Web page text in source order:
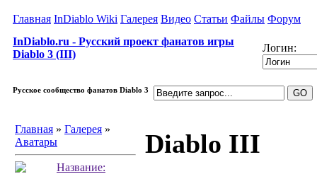
Главная InDiablo Wiki Галерея Видео Статьи Файлы Форум
InDiablo.ru - Русский проект фанатов игры
Diablo 3 (III)
Логин:
Русское сообщество фанатов Diablo 3
Главная » Галерея »
Аватары
Diablo III